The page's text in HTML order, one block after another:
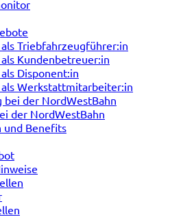
Triebfahrzeugführer:in
Kundenbetreuer:in
Disponent:in
Werkstattmitarbeiter:in
bei der NordWestBahn
der NordWestBahn
und Benefits